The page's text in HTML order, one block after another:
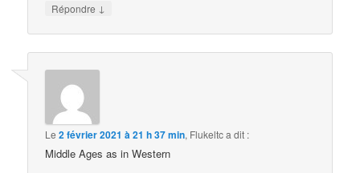
Répondre ↓
Le2 février 2021 à 21 h 37 min, Flukeltca dit :
Middle Ages as in Western